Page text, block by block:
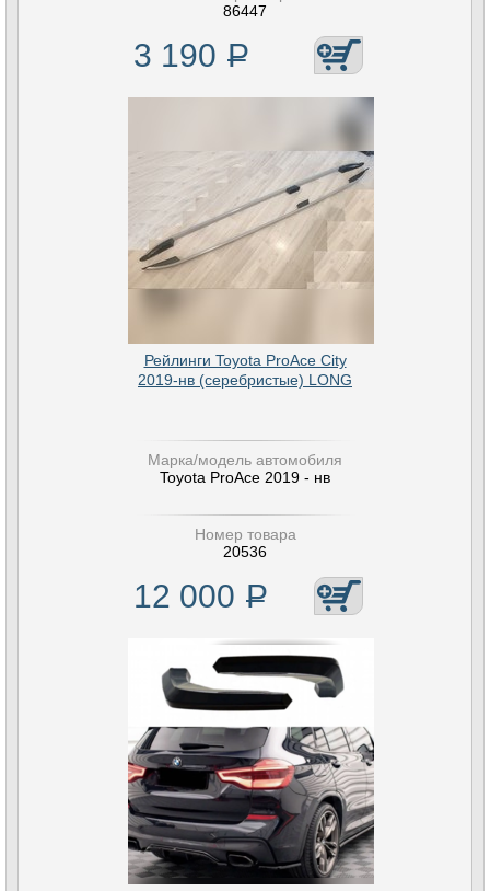
86447
3 190 Р
Рейлинги Toyota ProAce City
2019-нв (серебристые) LONG
Марка/модель автомобиля
Toyota ProAce 2019 - нв
Номер товара
20536
12 000 Р